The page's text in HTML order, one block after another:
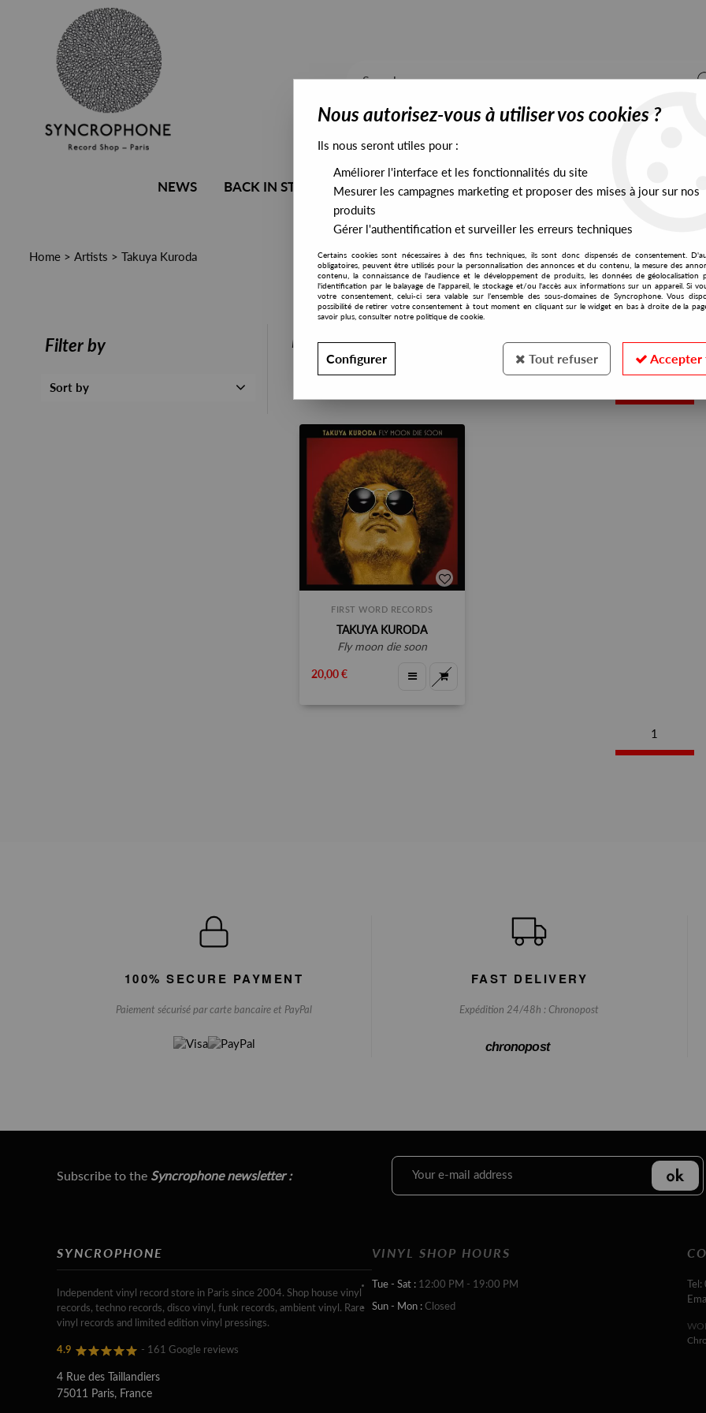
NEWS BACK IN STOCK ALL STOCK EXCLUSIVES PRESALES EXCLUSIVES
Home > Artists > Takuya Kuroda
Filter by
Sort by
PRESALES EXCLUSIVES
FIRST WORD RECORDS
TAKUYA KURODA
fly moon die soon
20,00 €
1
100% SECURE PAYMENT
Paiement sécurisé par carte bancaire et PayPal
FAST DELIVERY
Expédition 24/48h : Chronopost
chronopost
Subscribe to the Syncrophone newsletter :
SYNCROPHONE
Independent vinyl record store in Paris since 2004. Shop house vinyl
records, techno records, disco vinyl, funk records, ambient vinyl. Rare
vinyl records and limited edition vinyl pressings.
4.9 - 161 Google reviews
4 Rue des Taillandiers
75011 Paris, France
VINYL SHOP HOURS
Tue - Sat : 12:00 PM - 19:00 PM
Sun - Mon : Closed
Nous autorisez-vous à utiliser vos cookies ?
Ils nous seront utiles pour :
Améliorer l'interface et les fonctionnalités du site
Mesurer les campagnes marketing et proposer des mises à jour sur nos
produits
Gérer l'authentification et surveiller les erreurs techniques
Certains cookies sont nécessaires à des fins techniques, ils sont donc dispensés de consentement.
obligatoires, peuvent être utilisés pour la personnalisation des annonces et du contenu, la mesure des
contenu, la connaissance de l'audience et le développement de produits, les données de géolocalisation
l'identification par le balayage de l'appareil, le stockage et/ou l'accès aux informations sur un appareil. Si
votre consentement, celui-ci sera valable sur l’ensemble des sous-domaines de Syncrophone. Vous
possibilité de retirer votre consentement à tout moment en cliquant sur le widget en bas à droite de la
savoir plus, consulter notre politique de cookie.
Configurer Tout refuser Accepter